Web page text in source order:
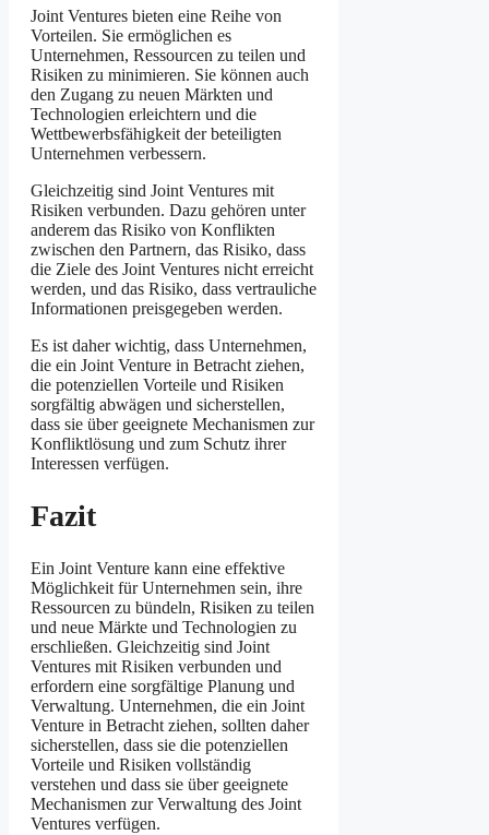
Joint Ventures bieten eine Reihe von
Vorteilen. Sie ermöglichen es
Unternehmen, Ressourcen zu teilen und
Risiken zu minimieren. Sie können auch
den Zugang zu neuen Märkten und
Technologien erleichtern und die
Wettbewerbsfähigkeit der beteiligten
Unternehmen verbessern.
Gleichzeitig sind Joint Ventures mit
Risiken verbunden. Dazu gehören unter
anderem das Risiko von Konflikten
zwischen den Partnern, das Risiko, dass
die Ziele des Joint Ventures nicht erreicht
werden, und das Risiko, dass vertrauliche
Informationen preisgegeben werden.
Es ist daher wichtig, dass Unternehmen,
die ein Joint Venture in Betracht ziehen,
die potenziellen Vorteile und Risiken
sorgfältig abwägen und sicherstellen,
dass sie über geeignete Mechanismen zur
Konfliktlösung und zum Schutz ihrer
Interessen verfügen.
Fazit
Ein Joint Venture kann eine effektive
Möglichkeit für Unternehmen sein, ihre
Ressourcen zu bündeln, Risiken zu teilen
und neue Märkte und Technologien zu
erschließen. Gleichzeitig sind Joint
Ventures mit Risiken verbunden und
erfordern eine sorgfältige Planung und
Verwaltung. Unternehmen, die ein Joint
Venture in Betracht ziehen, sollten daher
sicherstellen, dass sie die potenziellen
Vorteile und Risiken vollständig
verstehen und dass sie über geeignete
Mechanismen zur Verwaltung des Joint
Ventures verfügen.